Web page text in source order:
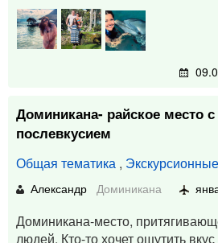
Доминикана- райское место
послевкусием
Общая тематика ,
Александр Доминикана
Доминикана-место,
людей. Кто-то хочет ощутить